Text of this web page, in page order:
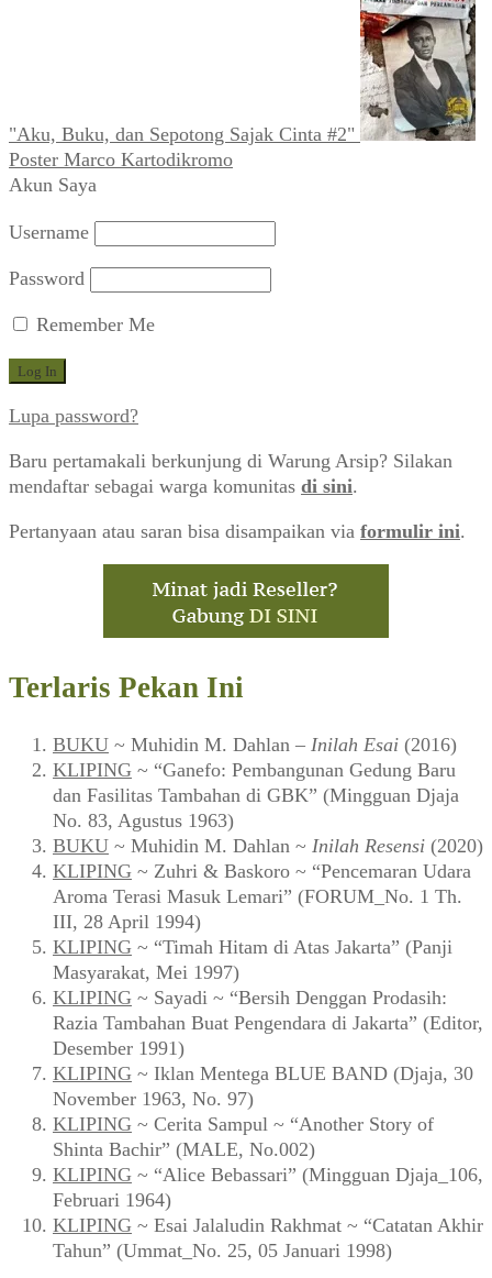
"Aku, Buku, dan Sepotong Sajak Cinta #2"
Poster Marco Kartodikromo
Akun Saya
Username
Password
Remember Me
Lupa password?
Baru pertamakali berkunjung di Warung Arsip? Silakan
mendaftar sebagai warga komunitas di sini.
Pertanyaan atau saran bisa disampaikan via formulir ini.
Terlaris Pekan Ini
BUKU ~ Muhidin M. Dahlan – Inilah Esai (2016)
KLIPING ~ “Ganefo: Pembangunan Gedung Baru
dan Fasilitas Tambahan di GBK” (Mingguan Djaja
No. 83, Agustus 1963)
BUKU ~ Muhidin M. Dahlan ~ Inilah Resensi (2020)
KLIPING ~ Zuhri & Baskoro ~ “Pencemaran Udara
Aroma Terasi Masuk Lemari” (FORUM_No. 1 Th.
III, 28 April 1994)
KLIPING ~ “Timah Hitam di Atas Jakarta” (Panji
Masyarakat, Mei 1997)
KLIPING ~ Sayadi ~ “Bersih Denggan Prodasih:
Razia Tambahan Buat Pengendara di Jakarta” (Editor,
Desember 1991)
KLIPING ~ Iklan Mentega BLUE BAND (Djaja, 30
November 1963, No. 97)
KLIPING ~ Cerita Sampul ~ “Another Story of
Shinta Bachir” (MALE, No.002)
KLIPING ~ “Alice Bebassari” (Mingguan Djaja_106,
Februari 1964)
KLIPING ~ Esai Jalaludin Rakhmat ~ “Catatan Akhir
Tahun” (Ummat_No. 25, 05 Januari 1998)